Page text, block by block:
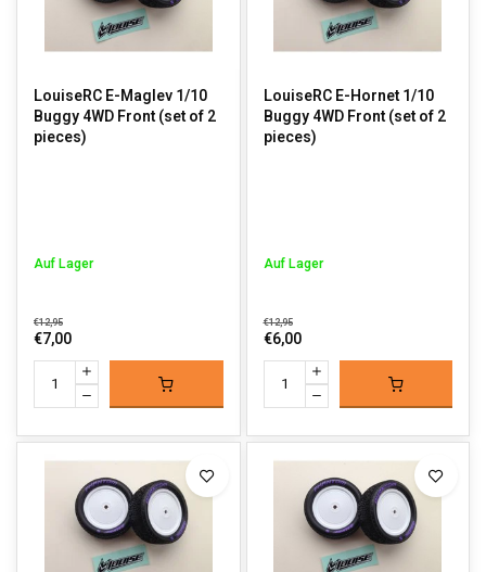
LouiseRC E-Maglev 1/10
Buggy 4WD Front (set of 2
pieces)
Auf Lager
€12,95
€7,00
LouiseRC E-Hornet 1/10
Buggy 4WD Front (set of 2
pieces)
Auf Lager
€12,95
€6,00